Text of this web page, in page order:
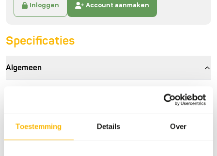
Toestemming Details Over
Inloggen Account aanmaken
Specificaties
Algemeen
Crocodilian diet - Small
Verkoopeenheid
11,3 kg zak